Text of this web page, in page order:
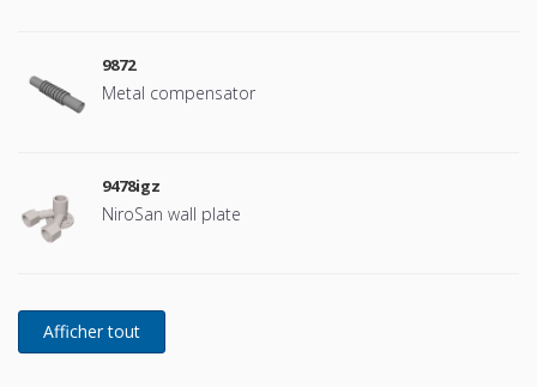
9872
Metal compensator
9478igz
NiroSan wall plate